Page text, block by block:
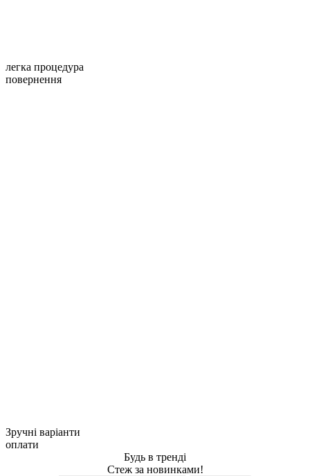
легка процедура
повернення
Зручні варіанти
оплати
Будь в тренді
Стеж за новинками!